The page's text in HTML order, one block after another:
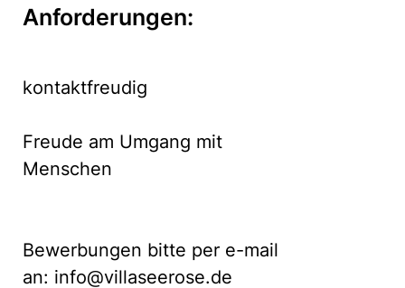
Anforderungen:
kontaktfreudig
Freude am Umgang mit
Menschen
Bewerbungen bitte per e-mail
an: info@villaseerose.de